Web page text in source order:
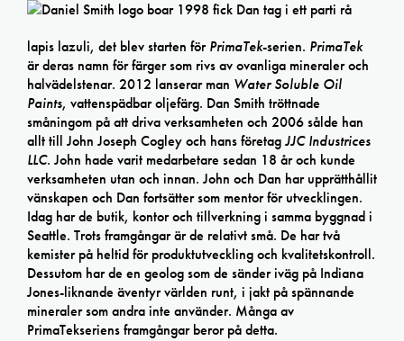
1998 fick Dan tag i ett parti rå
lapis lazuli, det blev starten förPrimaTek-serien. PrimaTek
är deras namn för färger som rivs av ovanliga mineraler och
halvädelstenar. 2012 lanserar man Water Soluble Oil
Paints, vattenspädbar oljefärg. Dan Smith tröttnade
småningom på att driva verksamheten och 2006 sålde han
allt till John Joseph Cogley och hans företagJJC Industrices
LLC. John hade varit medarbetare sedan 18 år och kunde
verksamheten utan och innan. John och Dan har upprätthållit
vänskapen och Dan fortsätter som mentor för utvecklingen.
Idag har de butik, kontor och tillverkning i samma byggnad i
Seattle. Trots framgångar är de relativt små. De har två
kemister på heltid för produktutveckling och kvalitetskontroll.
Dessutom har de en geolog som de sänder iväg på Indiana
Jones-liknande äventyr världen runt, i jakt på spännande
mineraler som andra inte använder. Många av
PrimaTekseriens framgångar beror på detta.